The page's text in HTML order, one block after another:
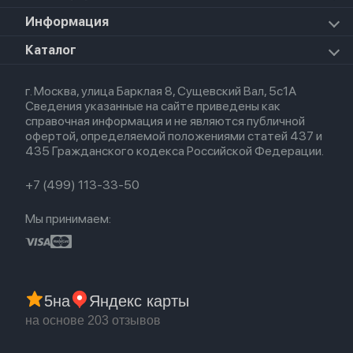
iPad Mini 7 (2024)
Apple Watch Ultra 3
Apple Watch Ultra
Airpods Pro 2
Airpods Max
Airpods 2
Airpods (1-е)
HomePod mini
AirTag
Для AirPods
Для iPhone
Для Apple Watch
Информация
О магазине
Политика конфиденциальности
Оплата и доставка
Партнерская программа
Гарантия
Обмен и возврат
Trade-in
Каталог
Новые поступления
Популярное
Акции
г. Москва, улица Барклая 8, Сущевский Вал, 5с1А
Сведения указанные на сайте приведены как
справочная информация и не являются публичной
офертой, определяемой положениями статей 437 и
435 Гражданского кодекса Российской Федерации.
+7 (499) 113-33-50
Мы принимаем:
5на Яндекс карты
на основе 203 отзывов